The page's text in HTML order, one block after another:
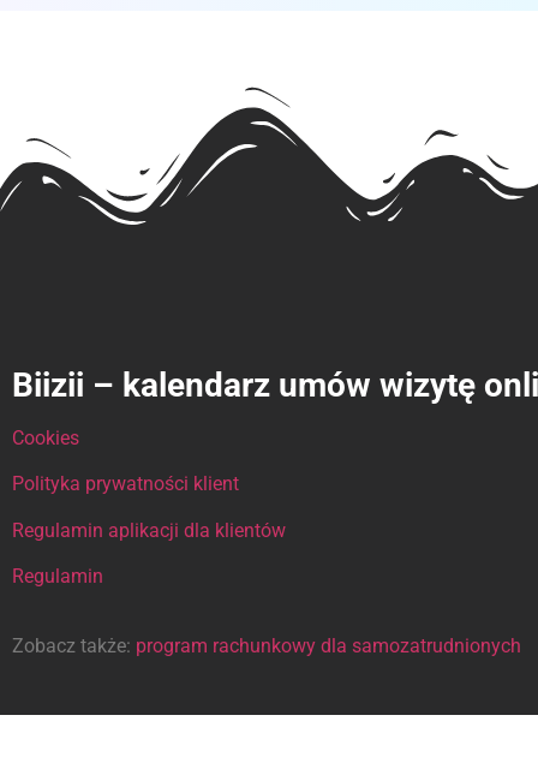
Biizii – kalendarz umów wizytę
Cookies
Polityka prywatności klient
Regulamin aplikacji dla klientów
Regulamin
Zobacz także: program rachunkowy dla samozatrudnionych